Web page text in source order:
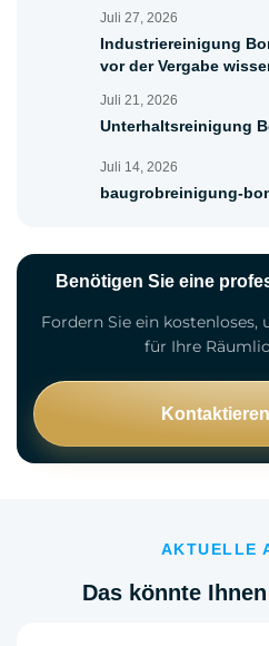
Juli 27, 2026
Industriereinigung
vor der Vergabe
Juli 21, 2026
Unterhaltsreinigung
Juli 14, 2026
baugrobreinigung-
Benötigen Sie eine
Fordern Sie ein
für Ihre
AKTUELLE
Das könnte